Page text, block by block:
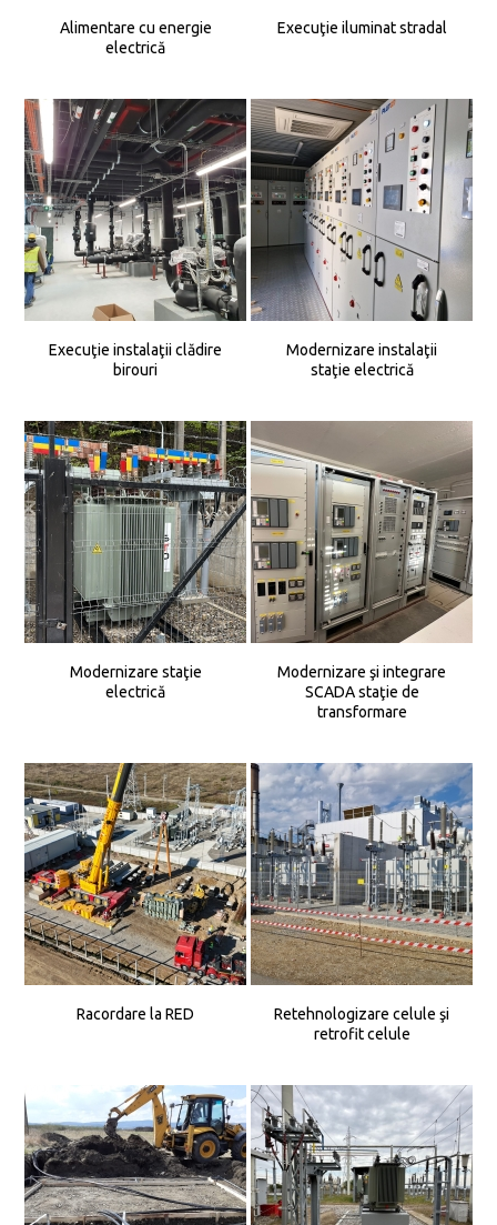
Alimentare cu energie
electrică
Execuţie iluminat stradal
Execuţie instalaţii clădire
birouri
Modernizare instalaţii
staţie electrică
Modernizare staţie
electrică
Modernizare şi integrare
SCADA staţie de
transformare
Racordare la RED
Retehnologizare celule şi
retrofit celule